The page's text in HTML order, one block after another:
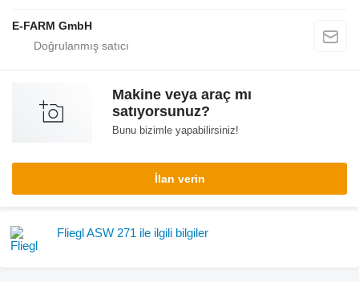
E-FARM GmbH
Makine veya araç mı
satıyorsunuz?
Bunu bizimle yapabilirsiniz!
İlan verin
Fliegl ASW 271 ile ilgili bilgiler